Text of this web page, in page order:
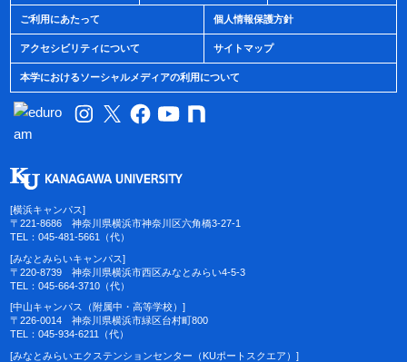
ご利用にあたって 個人情報保護方針
アクセシビリティについて サイトマップ
本学におけるソーシャルメディアの利用について
[横浜キャンパス]
〒221-8686 神奈川県横浜市神奈川区六角橋3-27-1
TEL：045-481-5661（代）
[みなとみらいキャンパス]
〒220-8739 神奈川県横浜市西区みなとみらい4-5-3
TEL：045-664-3710（代）
[中山キャンパス（附属中・高等学校）]
〒226-0014 神奈川県横浜市緑区台村町800
TEL：045-934-6211（代）
[みなとみらいエクステンションセンター（KUポートスクエア）]